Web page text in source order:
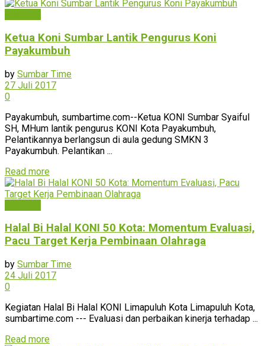
Ketua Koni Sumbar Lantik Pengurus Koni
Payakumbuh
by Sumbar Time
27 Juli 2017
0
Payakumbuh, sumbartime.com--Ketua KONI Sumbar Syaiful
SH, MHum lantik pengurus KONI Kota Payakumbuh,
Pelantikannya berlangsun di aula gedung SMKN 3
Payakumbuh. Pelantikan ...
Read more
Halal Bi Halal KONI 50 Kota: Momentum Evaluasi,
Pacu Target Kerja Pembinaan Olahraga
by Sumbar Time
24 Juli 2017
0
Kegiatan Halal Bi Halal KONI Limapuluh Kota Limapuluh Kota,
sumbartime.com --- Evaluasi dan perbaikan kinerja terhadap ...
Read more